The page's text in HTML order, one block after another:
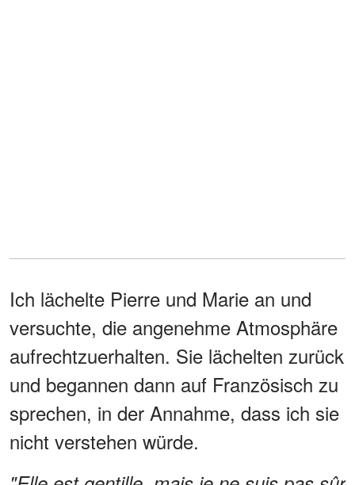
Ich lächelte Pierre und Marie an und
versuchte, die angenehme Atmosphäre
aufrechtzuerhalten. Sie lächelten zurück
und begannen dann auf Französisch zu
sprechen, in der Annahme, dass ich sie
nicht verstehen würde.